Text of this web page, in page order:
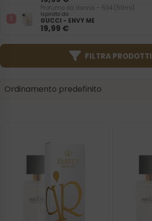
Profumo da donna – 534 (50ml)
Ispirato da:
GUCCI - ENVY ME
19,99 €
FILTRA PRODOTTI
Product | Sorting
Sort content
Ordinamento predefinito
Sort content